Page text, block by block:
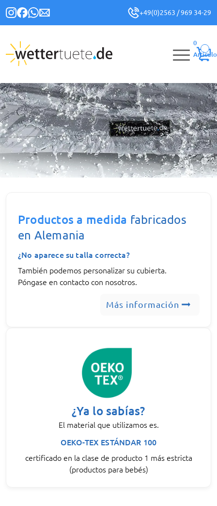
+49(0)2563 / 969 34-29
0
Artículo
Productos a medida fabricados
en Alemania
¿No aparece su talla correcta?
También podemos personalizar su cubierta.
Póngase en contacto con nosotros.
Más información
¿Ya lo sabías?
El material que utilizamos es.
OEKO-TEX ESTÁNDAR 100
certificado en la clase de producto 1 más estricta
(productos para bebés)